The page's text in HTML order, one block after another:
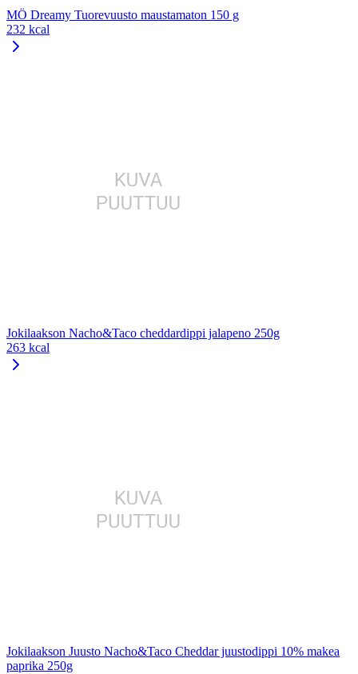
MÖ Dreamy Tuorevuusto maustamaton 150 g
232 kcal
Jokilaakson Nacho&Taco cheddardippi jalapeno 250g
263 kcal
Jokilaakson Juusto Nacho&Taco Cheddar juustodippi 10% makea
paprika 250g